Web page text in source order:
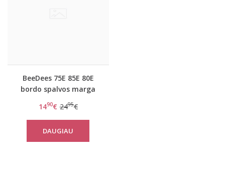
BeeDees 75E 85E 80E
bordo spalvos marga
2170 WHP
1490€ 2495€
DAUGIAU